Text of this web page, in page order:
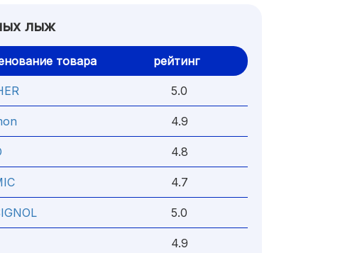
лыж
товара рейтинг
5.0
4.9
4.8
4.7
5.0
4.9